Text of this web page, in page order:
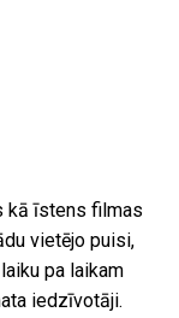
kā īstens filmas
vietējo puisi,
pa laikam
iedzīvotāji.